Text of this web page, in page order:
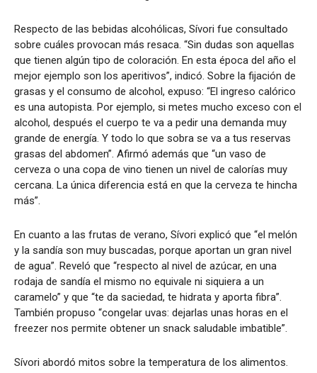
Respecto de las bebidas alcohólicas, Sívori fue consultado
sobre cuáles provocan más resaca. “Sin dudas son aquellas
que tienen algún tipo de coloración. En esta época del año el
mejor ejemplo son los aperitivos”, indicó. Sobre la fijación de
grasas y el consumo de alcohol, expuso: “El ingreso calórico
es una autopista. Por ejemplo, si metes mucho exceso con el
alcohol, después el cuerpo te va a pedir una demanda muy
grande de energía. Y todo lo que sobra se va a tus reservas
grasas del abdomen”. Afirmó además que “un vaso de
cerveza o una copa de vino tienen un nivel de calorías muy
cercana. La única diferencia está en que la cerveza te hincha
más”.
En cuanto a las frutas de verano, Sívori explicó que “el melón
y la sandía son muy buscadas, porque aportan un gran nivel
de agua”. Reveló que “respecto al nivel de azúcar, en una
rodaja de sandía el mismo no equivale ni siquiera a un
caramelo” y que “te da saciedad, te hidrata y aporta fibra”.
También propuso “congelar uvas: dejarlas unas horas en el
freezer nos permite obtener un snack saludable imbatible”.
Sívori abordó mitos sobre la temperatura de los alimentos.